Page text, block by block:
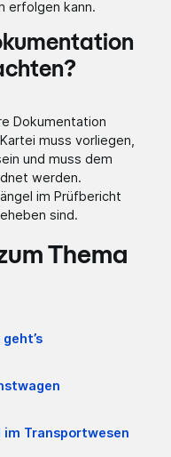
erfolgen kann.
Dokumentation
muss vorliegen,
und muss dem
werden.
im Prüfbericht
sind.
Thema
Transportwesen